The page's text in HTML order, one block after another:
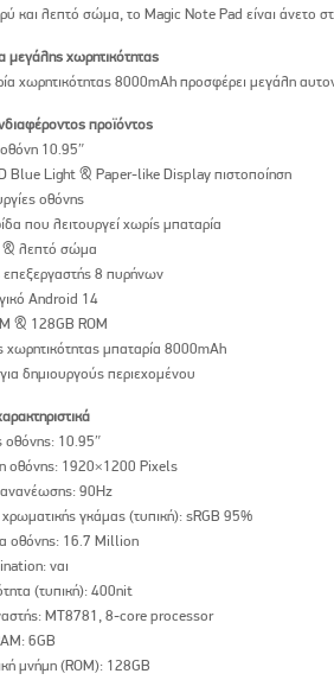
και λεπτό σώμα, το Magic Note Pad είναι άνετο
μεγάλης χωρητικότητας
χωρητικότητας 8000mAh προσφέρει μεγάλη
προϊόντος
10.95″
Blue Light & Paper-like Display πιστοποίηση
οθόνης
που λειτουργεί χωρίς μπαταρία
λεπτό σώμα
επεξεργαστής 8 πυρήνων
Android 14
& 128GB ROM
χωρητικότητας μπαταρία 8000mAh
δημιουργούς περιεχομένου
οθόνης: 10.95″
οθόνης: 1920×1200 Pixels
90Hz
γκάμας (τυπική): sRGB 95%
οθόνης: 16.7 Million
ναι
(τυπική): 400nit
MT8781, 8-core processor
6GB
μνήμη (ROM): 128GB